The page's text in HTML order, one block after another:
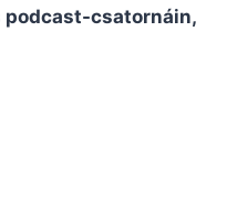
podcast-csatornáin,